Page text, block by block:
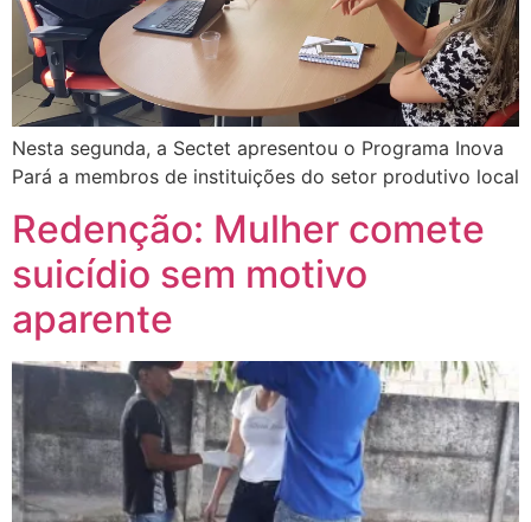
Nesta segunda, a Sectet apresentou o Programa Inova
Pará a membros de instituições do setor produtivo local
Redenção: Mulher comete
suicídio sem motivo
aparente